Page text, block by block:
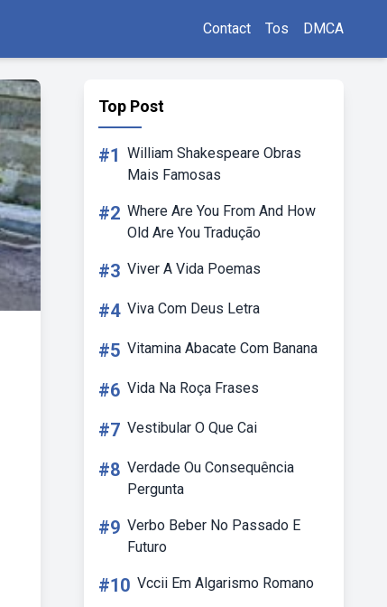
Contact Tos DMCA
Top Post
#1 William Shakespeare Obras
Mais Famosas
#2 Where Are You From And How
Old Are You Tradução
#3 Viver A Vida Poemas
#4 Viva Com Deus Letra
#5 Vitamina Abacate Com Banana
#6 Vida Na Roça Frases
#7 Vestibular O Que Cai
#8 Verdade Ou Consequência
Pergunta
#9 Verbo Beber No Passado E
Futuro
#10 Vccii Em Algarismo Romano